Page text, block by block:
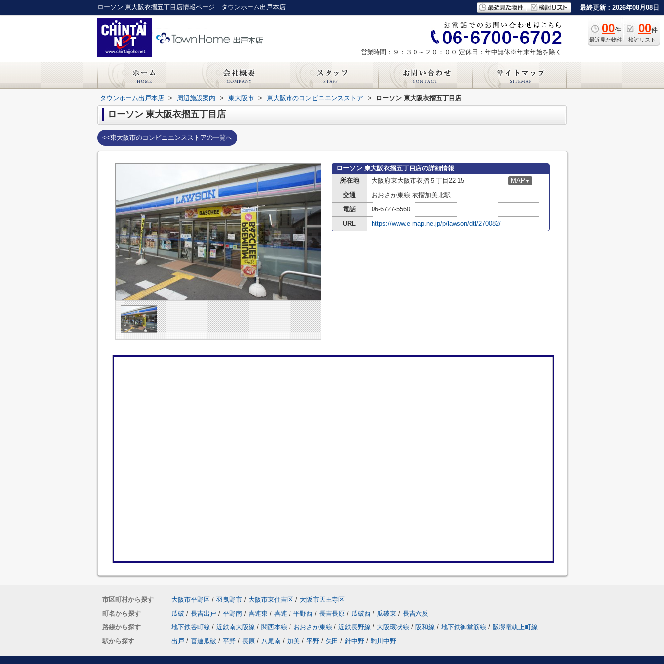
ローソン 東大阪衣摺五丁目店情報ページ｜タウンホーム出戸本店 最終更新：2026年08月08日
00件
最近見た物件
00件
検討リスト
営業時間：９：３０～２０：００ 定休日：年中無休※年末年始を除く
タウンホーム出戸本店 > 周辺施設案内 > 東大阪市 > 東大阪市のコンビニエンスストア > ローソン 東大阪衣摺五丁目店
ローソン 東大阪衣摺五丁目店
<<東大阪市のコンビニエンスストアの一覧へ
ローソン 東大阪衣摺五丁目店の詳細情報
所在地
大阪府東大阪市衣摺５丁目22-15 MAP ▼
交通
おおさか東線 衣摺加美北駅
電話
06-6727-5560
URL
https://www.e-map.ne.jp/p/lawson/dtl/270082/
市区町村から探す 大阪市平野区 / 羽曳野市 / 大阪市東住吉区 / 大阪市天王寺区
町名から探す
瓜破 / 長吉出戸 / 平野南 / 喜連東 / 喜連 / 平野西 / 長吉長原 / 瓜破西 / 瓜破東 / 長吉六反
路線から探す
地下鉄谷町線 / 近鉄南大阪線 / 関西本線 / おおさか東線 / 近鉄長野線 / 大阪環状線 / 阪和線 / 地下鉄御堂筋線 / 阪堺電軌上町線
駅から探す
出戸 / 喜連瓜破 / 平野 / 長原 / 八尾南 / 加美 / 平野 / 矢田 / 針中野 / 駒川中野